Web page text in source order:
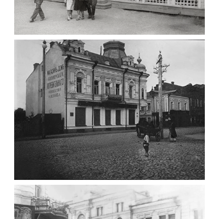
ПАВІЛЬЙОН МОРОЗИВА ЖИТОМИР 1947
Фото Житомир (1945-
1960)
Leave a comment
ФОТО ЖИТОМИРА 1905 ВУЛ.
МИХАЙЛІВСЬКА-СКОРУЛЬСЬКОГО
Фото Житомира період
до 1917 року
Leave a comment